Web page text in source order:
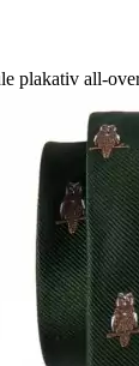
plakativ all-